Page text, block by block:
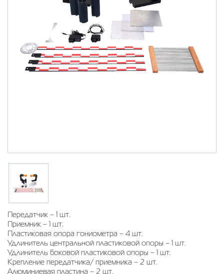
Передатчик – 1 шт.
Приемник – 1 шт.
Пластиковая опора гониометра – 4 шт.
Удлинитель центральной пластиковой опоры – 1 шт.
Удлинитель боковой пластиковой опоры – 1 шт.
Крепление передатчика/ приемника – 2 шт.
Алюминиевая пластина – 2 шт.